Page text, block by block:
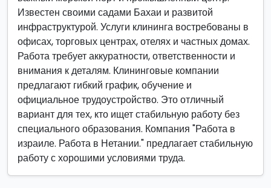
Известен своими садами Бахаи и развитой
инфраструктурой. Услуги клининга востребованы в
офисах, торговых центрах, отелях и частных домах.
Работа требует аккуратности, ответственности и
внимания к деталям. Клининговые компании
предлагают гибкий график, обучение и
официальное трудоустройство. Это отличный
вариант для тех, кто ищет стабильную работу без
специального образования. Компания "Работа в
израиле. Работа в Нетании." предлагает стабильную
работу с хорошими условиями труда.